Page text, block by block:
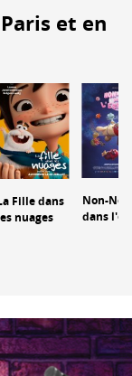
et en
Fille dans
nuages
Non-Non
dans